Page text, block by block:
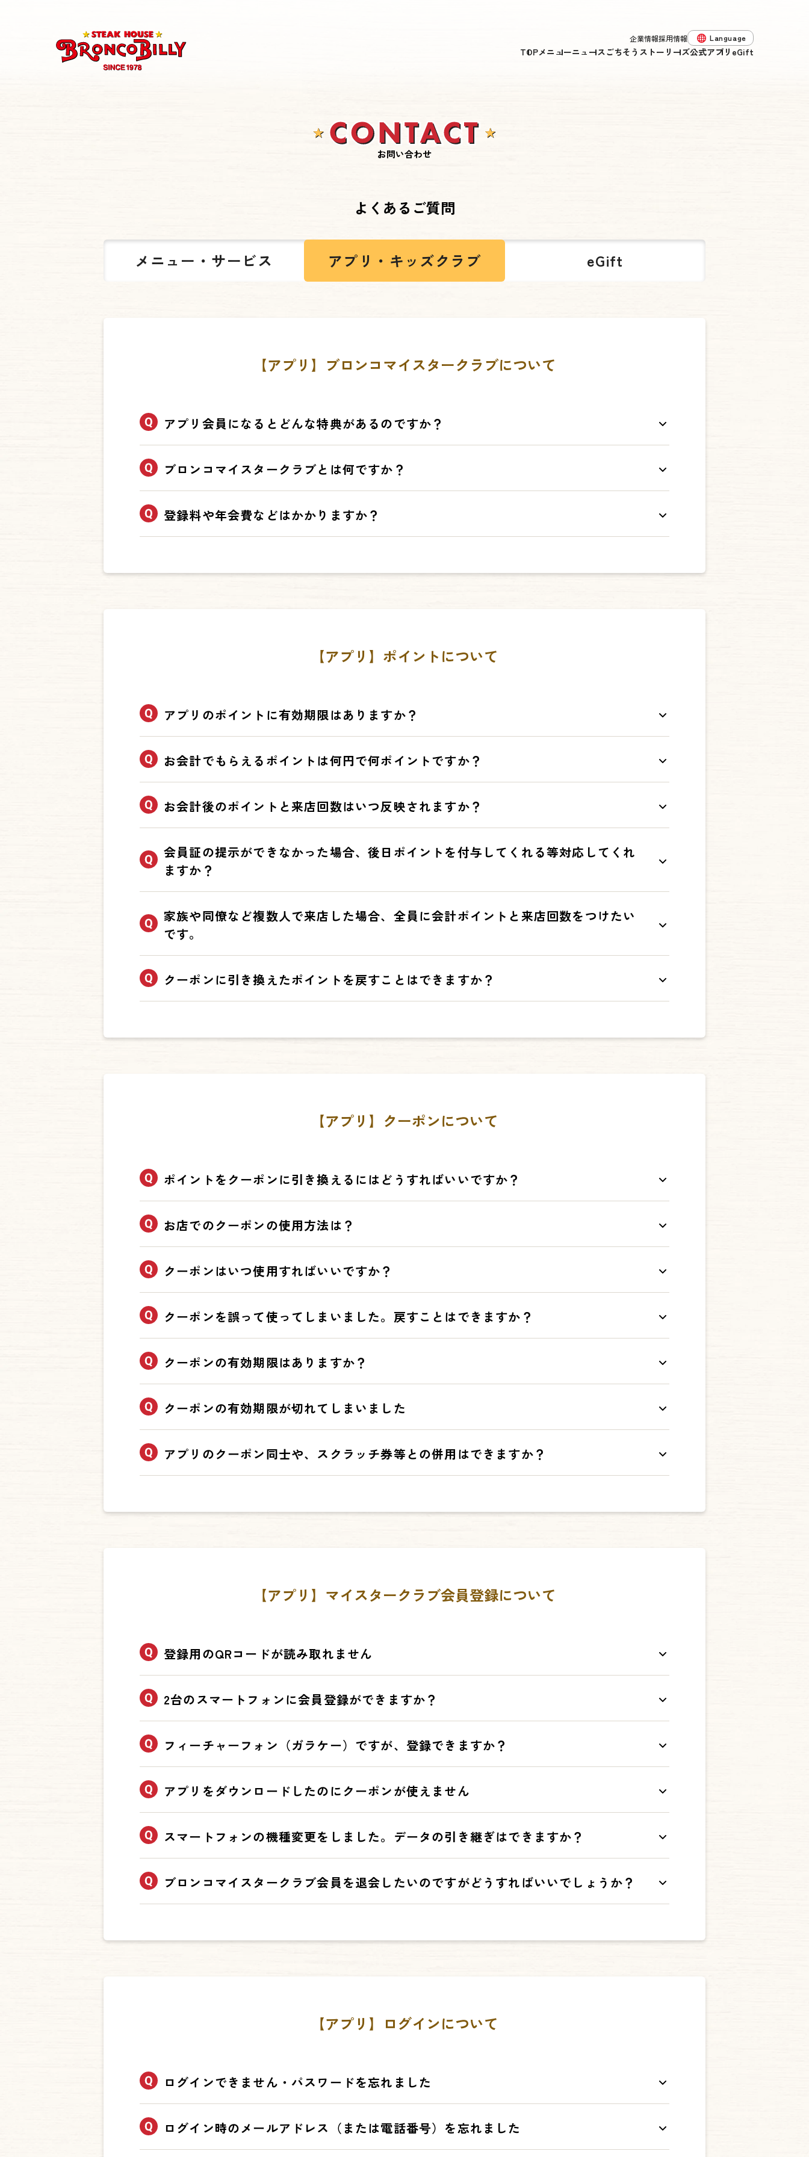
TOPメニューニュースごちそうストーリーズ公式アプリ eGift
企業情報採用情報 Language
한국어
お問い合わせ
よくあるご質問
メニュー・ サービス アプリ・ キッズクラブ eGift
【アプリ】ブロンコマイスタークラブについて
アプリ会員になるとどんな特典があるのですか？
1.アプリ限定クーポン配信＆お得な情報をいち早くお届けします。
2.キッズクラブに登録が可能となります。（小学生以下のお子様がいらっしゃる保護者様）
3.貯まったポイントはお得なクーポンと交換することができます。
5.ブロンコマイスター会員証のご提示で、お会計ごとにポイントが貯まります！
ブロンコマイスタークラブとは何ですか？
「ブロンコマイスタークラブ」とは、ブロンコビリー公式アプリ会員様が入会する会員制度のことです。ご利用回数
またはご購入金額に応じて設定されるステータスによりランクアップし、ポイントや特典がもらえるサービスです。
詳しくはこちらから
登録料や年会費などはかかりますか？
【アプリ】ポイントについて
アプリのポイントに有効期限はありますか？
ポイントの有効期限は、最終取得日から12ヶ月です。例えば本日 ポイントを取得された場合、
む「全て」
の ポイントの有効期限が、本日より12ヶ月ということになります。 ポイント
上の「設定」内にございます「利用履歴」からご確認いただけます。有効期限を過ぎたポイントは失効しますので予めご了承下
お会計でもらえるポイントは何円で何ポイントですか？
お会計によるポイントは、100円につき1ポイントです。レシートの「合計」金額に対して付与されます。
（例）レシートの「合計」が990円の場合、9ポイントの付与です。（端数は切り捨てとなります。）
※「合計」金額とは「小計から値引きした後の金額」になります。
お会計後のポイントと来店回数はいつ反映されますか？
最大24時間後に反映されます。
※システム障害等により遅延する場合がございます。あらかじめご了承ください。
会員証の提示ができなかった場合、後日ポイントを付与してくれる等対応してくれ
ますか？
恐れ入りますが対応しかねます。
ブロンコビリー公式アプリにご登録いただいているスマートフォンをお忘れの場合や、スマートフォン画面の破損により会員証
バーコードスキャンができないもしくは会員番号を確認できない等で、レジでのご精算前に会員証の読み込みができない場合
家族や同僚など複数人で来店した場合、全員に会計ポイントと来店回数をつけたい
です。
1度のお会計で読み込みできる会員証は1つとなります。ご来店のみなさまそれぞれに会計ポイントと来店回数を付与する場合、
個別でのお会計をお願いいたします。
クーポンに引き換えたポイントを戻すことはできますか？
【アプリ】クーポンについて
ポイントをクーポンに引き換えるにはどうすればいいですか？
アプリトップページの「ポイントを使う」を押しますと、引き換え可能なクーポン一覧が表示されます。引き換えたいクーポン
を選び、有効期限や利用条件をご確認の上「ポイントをこのクーポンと交換する」を押します。
お店でのクーポンの使用方法は？
①アプリTOP画面で【クーポン】を押し、ご利用になるクーポンを選択します。
②注意事項などをご確認の上、【使用する】を右へスライドします。
※【確認】を押してから30分経つと対象クーポンがご利用いただけなくなります。
※金券や値引きクーポンは、「使用する」をスライドした後、バーコードが表示されます。お会計時に従業員の目の前で操作
※ご注文時、お会計時の2種類のクーポンがございますため、クーポンの使用タイミングをご確認いただいた上で【確認】を押
していただくようお願い致します。
クーポンはいつ使用すればいいですか？
クーポンにより「ご注文時」や「お会計時」など使用するタイミングが異なります。クーポンの注意書きをご確認の上、ご利用
のタイミングにはご注意ください。
ご不安な場合は、お気兼ねなく従業員にお声がけ下さい。ご一緒に確認させていただきます。
クーポンを誤って使ってしまいました。戻すことはできますか？
一度利用済みになったクーポンを利用前に戻すことはできかねます。
クーポンの有効期限はありますか？
クーポンによって異なります。クーポン画面の記載をご確認ください。
アプリTOP画面【クーポン】から、保存されているクーポンの有効期間の確認が可能です。
※ポイントをクーポンに引き換える場合、クーポンの有効期限をご確認の上、引き換えてください。一度ポイントをクーポンに
クーポンの有効期限が切れてしまいました
有効期限の切れてしまったクーポンの再発行、有効期限の延長、該当ポイントの返還はいたしかねます。クーポンによって有効
期限が異なりますのでご注意ください。（アプリTOP画面【クーポン】から、有効期限の確認ができます。）
アプリのクーポン同士や、スクラッチ券等との併用はできますか？
【アプリ】マイスタークラブ会員登録について
登録用のQRコードが読み取れません
アンドロイド端末はGooglePlay、iPhoneはAppStoreで、「ブロンコビリー」を検索し、インストールをお願いいたします。
2台のスマートフォンに会員登録ができますか？
スマートフォンおよびその他デバイスも含め、お一人様1台限りの会員登録とさせていただきます。
フィーチャーフォン（ガラケー）ですが、登録できますか？
フィーチャーフォンでは登録できません。ご了承ください。
アプリをダウンロードしたのにクーポンが使えません
ダウンロード後にブロンコマイスタークラブに会員登録をして頂くことで、クーポン機能がご利用いただけるようになります。
ダウンロード後に「新規会員登録」をお願いいたします。
スマートフォンの機種変更をしました。データの引き継ぎはできますか？
引き継ぎできます。新しいスマートフォンでアプリをインストール後、「ログイン」を選択し、以前登録していたメールアドレ
ス（電話番号でご登録の場合は電話番号）と会員登録時に設定したパスワードでログインしてください。
ログインができれば登録情報やポイントを引き継ぐことができます。
します。
ブロンコマイスタークラブ会員を退会したいのですがどうすればいいでしょうか？
【アプリ】ログインについて
ログインできません・パスワードを忘れました
以下の対処方法をご確認ください。
【対処方法①】
メールアドレス（または電話番号）が間違っていないかのご確認をお願いします。メールアドレスはすべて半角英数字でご入力
ログイン時のメールアドレス（または電話番号）を忘れました